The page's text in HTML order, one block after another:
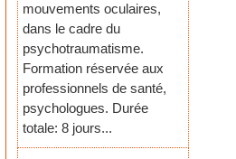
mouvements oculaires,
dans le cadre du
psychotraumatisme.
Formation réservée aux
professionnels de santé,
psychologues. Durée
totale: 8 jours...